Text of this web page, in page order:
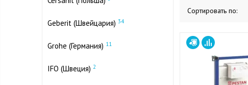
Geberit (Швейцария) 34
Grohe (Германия) 11
IFO (Швеция) 2
Сортировать по: